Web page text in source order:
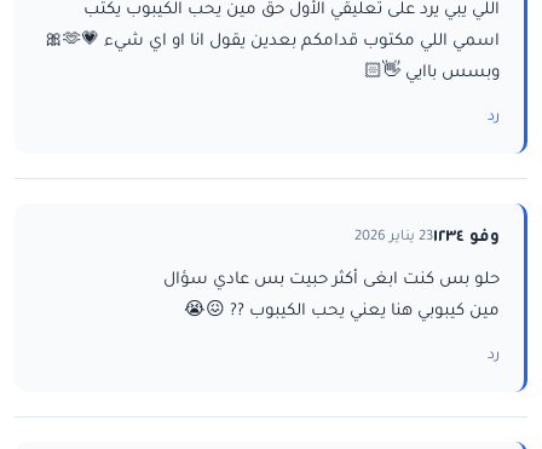
اللي يبي يرد على تعليقي الأول حق مين يحب الكيبوب يكتب
اسمي اللي مكتوب قدامكم بعدين يقول انا او اي شيء 💗🫶🎀
وبسس باايي 👋🏻
رد
وفو ١٢٣٤ 23 يناير 2026
حلو بس كنت ابغى أكثر حبيت بس عادي سؤال
مين كيبوبي هنا يعني يحب الكيبوب ?? 😖😭
رد